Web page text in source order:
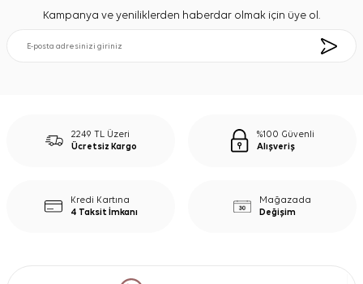
Kampanya ve yeniliklerden haberdar olmak için üye ol.
2249 TL Üzeri
Ücretsiz Kargo
%100 Güvenli
Alışveriş
Kredi Kartına
4 Taksit İmkanı
Mağazada
Değişim